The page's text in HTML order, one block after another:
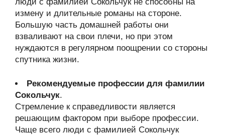
измену и длительные романы на стороне.
Большую часть домашней работы они
взваливают на свои плечи, но при этом
нуждаются в регулярном поощрении со стороны
спутника жизни.
Рекомендуемые профессии для фамилии
Сокольчук.
Стремление к справедливости является
решающим фактором при выборе профессии.
Чаще всего люди с фамилией Сокольчук